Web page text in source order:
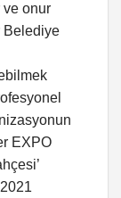
ve onur
Belediye
EXPO